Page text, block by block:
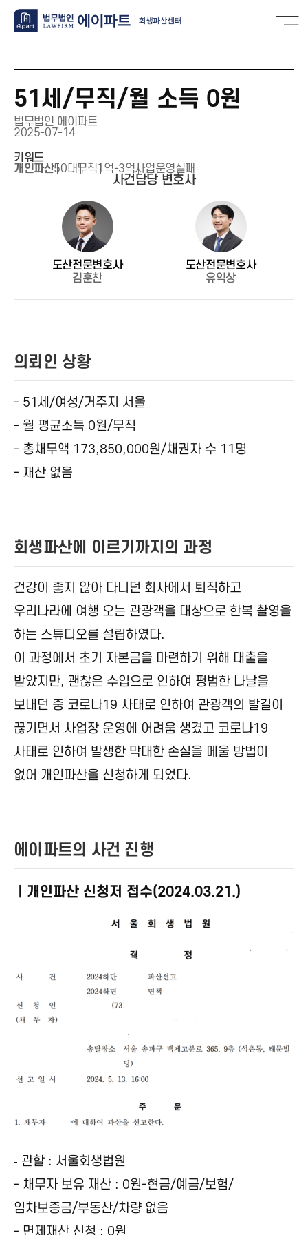
51세/무직/월 소득 0원
법무법인 에이파트
2025-07-14
키워드
개인파산50대무직1억-3억사업운영실패
사건담당 변호사
도산전문변호사
김훈찬
도산전문변호사
유익상
의뢰인 상황
- 51세/여성/거주지 서울
- 월 평균소득 0원/무직
- 총채무액 173,850,000원/채권자 수 11명
- 재산 없음
회생파산에 이르기까지의 과정
건강이 좋지 않아 다니던 회사에서 퇴직하고
우리나라에 여행 오는 관광객을 대상으로 한복 촬영을
하는 스튜디오를 설립하였다.
이 과정에서 초기 자본금을 마련하기 위해 대출을
받았지만, 괜찮은 수입으로 인하여 평범한 나날을
보내던 중 코로나19 사태로 인하여 관광객의 발길이
끊기면서 사업장 운영에 어려움 생겼고 코로나19
사태로 인하여 발생한 막대한 손실을 메울 방법이
없어 개인파산을 신청하게 되었다.
에이파트의 사건 진행
ㅣ개인파산 신청저 접수(2024.03.21.)
- 관할 : 서울회생법원
- 채무자 보유 재산 : 0원-현금/예금/보험/
임차보증금/부동산/차량 없음
- 면제재산 신청 : 0원